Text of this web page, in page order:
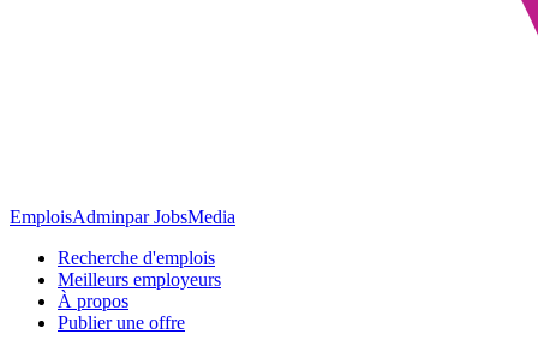
EmploisAdminpar JobsMedia
Recherche d'emplois
Meilleurs employeurs
À propos
Publier une offre